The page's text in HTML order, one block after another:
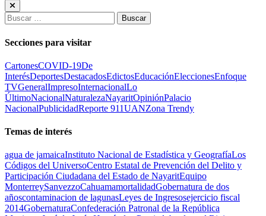
Buscar:
Secciones para visitar
CartonesCOVID-19De
InterésDeportesDestacadosEdictosEducaciónEleccionesEnfoque
TVGeneralImpresoInternacionalLo
ÚltimoNacionalNaturalezaNayaritOpiniónPalacio
NacionalPublicidadReporte 911UANZona Trendy
Temas de interés
agua de jamaicaInstituto Nacional de Estadística y GeografíaLos
Códigos del UniversoCentro Estatal de Prevención del Delito y
Participación Ciudadana del Estado de NayaritEquipo
MonterreySanvezzoCahuamamortalidadGobernatura de dos
añoscontaminacion de lagunasLeyes de Ingresosejercicio fiscal
2014GobernaturaConfederación Patronal de la República